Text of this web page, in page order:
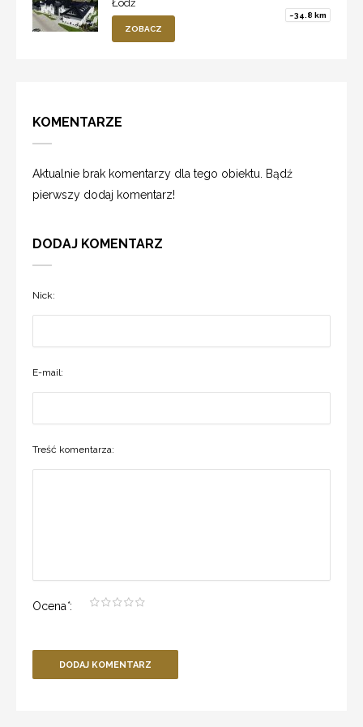
Łódź
~34.8 km
ZOBACZ
KOMENTARZE
Aktualnie brak komentarzy dla tego obiektu. Bądź
pierwszy dodaj komentarz!
DODAJ KOMENTARZ
Nick:
E-mail:
Treść komentarza:
Ocena*:
DODAJ KOMENTARZ